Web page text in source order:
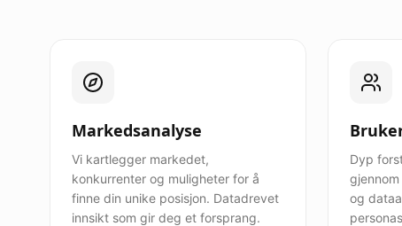
Markedsanalyse
Vi kartlegger markedet,
konkurrenter og muligheter for å
finne din unike posisjon. Datadrevet
innsikt som gir deg et forsprang.
Dyp
og